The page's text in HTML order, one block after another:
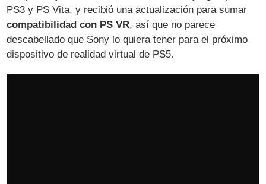
PS3 y PS Vita, y recibió una actualización para sumar
compatibilidad con PS VR, así que no parece
descabellado que Sony lo quiera tener para el próximo
dispositivo de realidad virtual de PS5.